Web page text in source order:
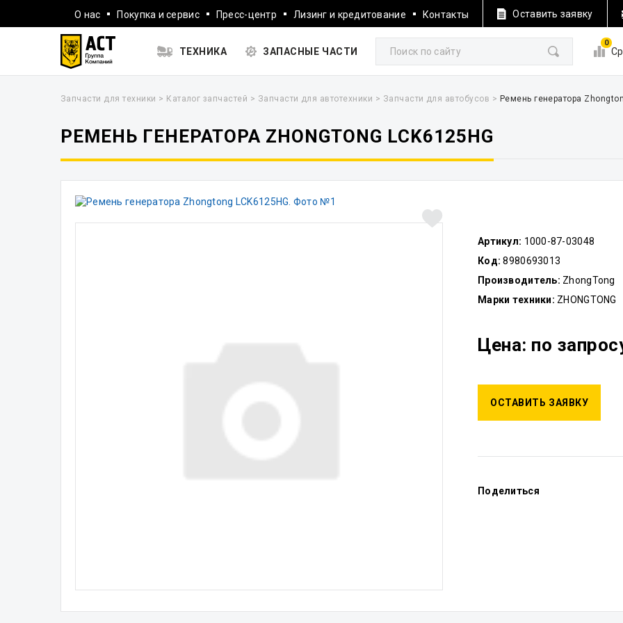
О нас Покупка и сервис Пресс-центр Лизинг и кредитование Контакты Оставить заявку
ТЕХНИКА ЗАПАСНЫЕ ЧАСТИ
0
Запчасти для техники > Каталог запчастей > Запчасти для автотехники > Запчасти для автобусов > Ремень генератора
РЕМЕНЬ ГЕНЕРАТОРА ZHONGTONG LCK6125HG
Артикул: 1000-87-03048
Код: 8980693013
Производитель: ZhongTong
Марки техники: ZHONGTONG
Цена: по
ОСТАВИТЬ ЗАЯВКУ
Поделиться